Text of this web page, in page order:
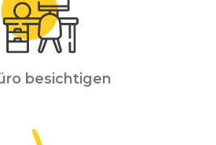
besichtigen